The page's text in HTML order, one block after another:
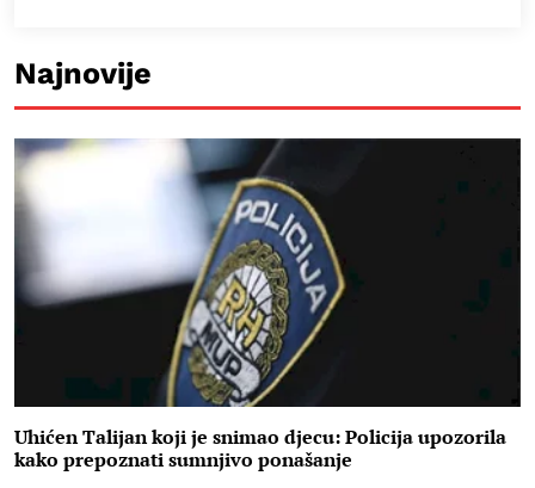
Najnovije
Uhićen Talijan koji je snimao djecu: Policija upozorila
kako prepoznati sumnjivo ponašanje